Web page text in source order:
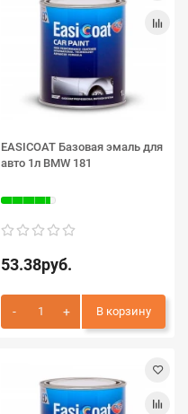
EASICOAT Базовая эмаль для
авто 1л BMW 181
53.38руб.
В корзину